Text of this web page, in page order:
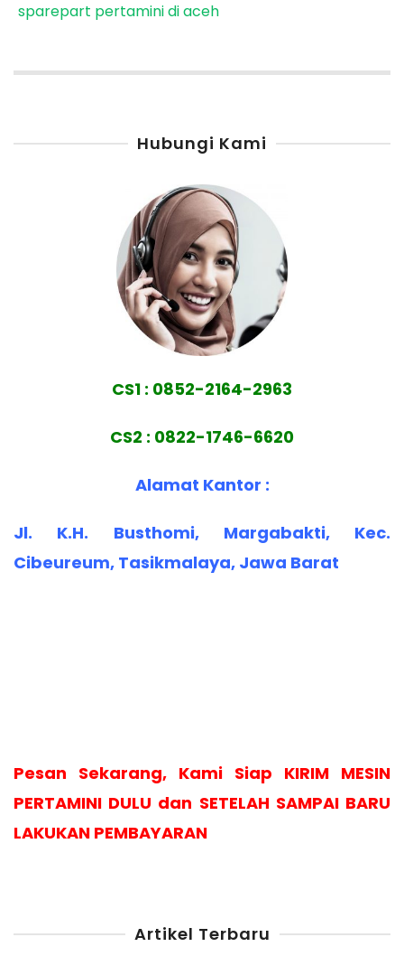
sparepart pertamini di aceh
Hubungi Kami
CS1 : 0852-2164-2963
CS2 : 0822-1746-6620
Alamat Kantor :
Jl. K.H. Busthomi, Margabakti, Kec.
Cibeureum, Tasikmalaya, Jawa Barat
Pesan Sekarang, Kami Siap KIRIM MESIN
PERTAMINI DULU dan SETELAH SAMPAI BARU
LAKUKAN PEMBAYARAN
Artikel Terbaru